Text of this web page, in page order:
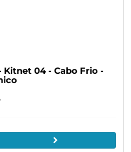
Kitnet 04 - Cabo Frio -